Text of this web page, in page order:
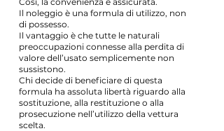
Il noleggio è una formula di utilizzo, non
di possesso.
Il vantaggio è che tutte le naturali
preoccupazioni connesse alla perdita di
valore dell’usato semplicemente non
sussistono.
Chi decide di beneficiare di questa
formula ha assoluta libertà riguardo alla
sostituzione, alla restituzione o alla
prosecuzione nell’utilizzo della vettura
scelta.